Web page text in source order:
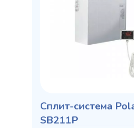
Сплит-система
SB211P